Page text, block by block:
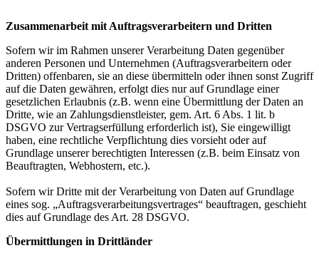
Zusammenarbeit mit Auftragsverarbeitern und Dritten
Sofern wir im Rahmen unserer Verarbeitung Daten gegenüber
anderen Personen und Unternehmen (Auftragsverarbeitern oder
Dritten) offenbaren, sie an diese übermitteln oder ihnen sonst Zugriff
auf die Daten gewähren, erfolgt dies nur auf Grundlage einer
gesetzlichen Erlaubnis (z.B. wenn eine Übermittlung der Daten an
Dritte, wie an Zahlungsdienstleister, gem. Art. 6 Abs. 1 lit. b
DSGVO zur Vertragserfüllung erforderlich ist), Sie eingewilligt
haben, eine rechtliche Verpflichtung dies vorsieht oder auf
Grundlage unserer berechtigten Interessen (z.B. beim Einsatz von
Beauftragten, Webhostern, etc.).
Sofern wir Dritte mit der Verarbeitung von Daten auf Grundlage
eines sog. „Auftragsverarbeitungsvertrages“ beauftragen, geschieht
dies auf Grundlage des Art. 28 DSGVO.
Übermittlungen in Drittländer